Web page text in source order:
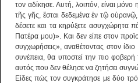
τον αδίκησε. Αυτή, λοιπόν, είναι
τῆς γῆς, ἔσται δεδεμένα ἐν τῷ
δέσετε και τα κηρύξετε ασυγχώρητα
Πατέρα μου)». Και δεν είπε στον
συγχωρήσεις», αναθέτοντας στον
συνέπεια, θα υποστεί την πιο φοβερή
αυτός που δεν θέλησε να ζητήσει
Είδες πώς τον συγκράτησε με δύο